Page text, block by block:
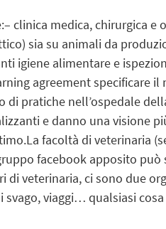
clinica medica, chirurgica e
sia su animali da
igiene alimentare e
agreement specificare il
pratiche nell’ospedale
e danno una visione
facoltà di veterinaria
facebook apposito
veterinaria, ci sono due
viaggi… qualsiasi